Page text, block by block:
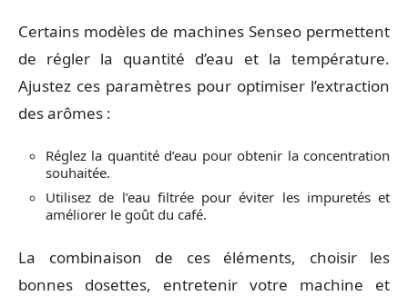
Certains modèles de machines Senseo permettent
de régler la quantité d’eau et la température.
Ajustez ces paramètres pour optimiser l’extraction
des arômes :
Réglez la quantité d’eau pour obtenir la concentration
souhaitée.
Utilisez de l’eau filtrée pour éviter les impuretés et
améliorer le goût du café.
La combinaison de ces éléments, choisir les
bonnes dosettes, entretenir votre machine et